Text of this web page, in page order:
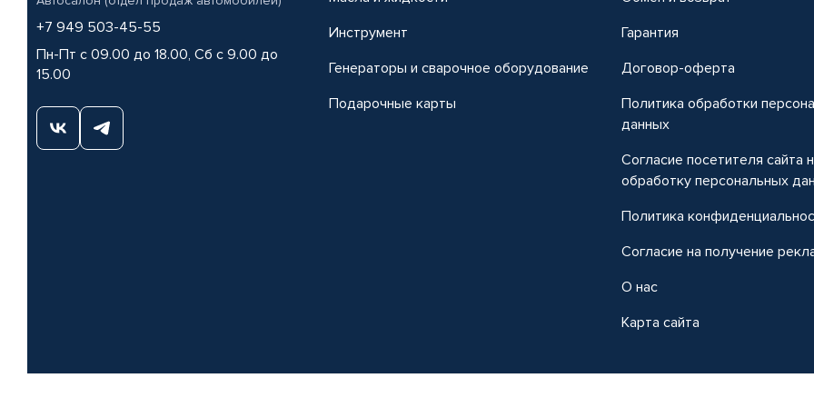
+7 949 503-45-55
Пн-Пт с 09.00 до 18.00, Сб с 9.00 до
15.00
Инструмент
Генераторы и сварочное оборудование
Подарочные карты
Гарантия
Договор-оферта
Политика обработки
данных
Согласие посетителя сайта
обработку персональных
Политика
Согласие на получение
О нас
Карта сайта